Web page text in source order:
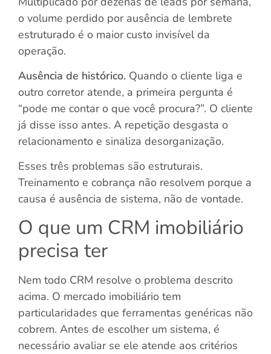
o volume perdido por ausência de lembrete
estruturado é o maior custo invisível da
operação.
Ausência de histórico. Quando o cliente liga e
outro corretor atende, a primeira pergunta é
“pode me contar o que você procura?”. O cliente
já disse isso antes. A repetição desgasta o
relacionamento e sinaliza desorganização.
Esses três problemas são estruturais.
Treinamento e cobrança não resolvem porque a
causa é ausência de sistema, não de vontade.
O que um CRM imobiliário
precisa ter
Nem todo CRM resolve o problema descrito
acima. O mercado imobiliário tem
particularidades que ferramentas genéricas não
cobrem. Antes de escolher um sistema, é
necessário avaliar se ele atende aos critérios